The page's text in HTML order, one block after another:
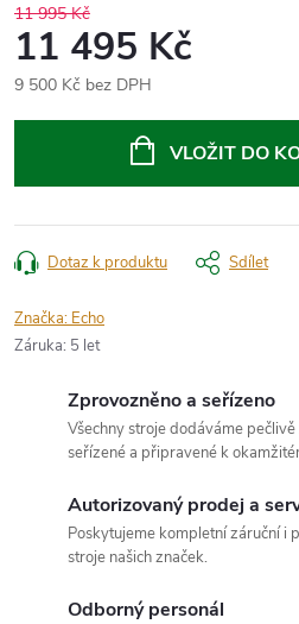
11 995 Kč
11 495 Kč
9 500 Kč bez DPH
VLOŽIT DO
Dotaz k produktu Sdílet
Značka: Echo
Záruka: 5 let
Zprovozněno a seřízeno
Všechny stroje dodáváme
seřízené a připravené k
Autorizovaný prodej a
Poskytujeme kompletní záruční i
stroje našich značek.
Odborný personál